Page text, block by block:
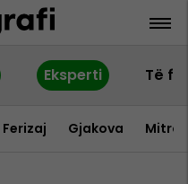
Eksperti Të
Ferizaj Gjakova